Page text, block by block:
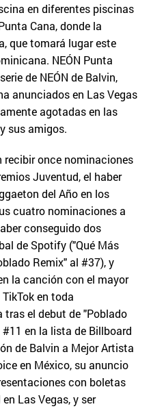
en diferentes piscinas
Cana, donde la
que tomará lugar este
NEÓN Punta
de NEÓN de Balvin,
anunciados en Las Vegas
agotadas en las
sus amigos.
recibir once nominaciones
Juventud, el haber
del Año en los
cuatro nominaciones a
conseguido dos
de Spotify ("Qué Más
Remix" al #37), y
la canción con el mayor
en toda
tras el debut de "Poblado
en la lista de Billboard
de Balvin a Mejor Artista
en México, su anuncio
con boletas
Las Vegas, y ser